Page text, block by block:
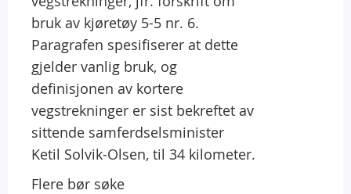
bruk av kjøretøy 5-5 nr. 6.
Paragrafen spesifiserer at dette
gjelder vanlig bruk, og
definisjonen av kortere
vegstrekninger er sist bekreftet av
sittende samferdselsminister
Ketil Solvik-Olsen, til 34 kilometer.
Flere bør søke